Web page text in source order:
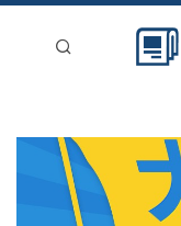
新聞稿分類
登入